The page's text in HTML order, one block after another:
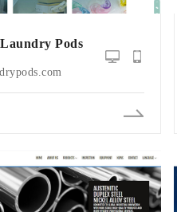
Pods